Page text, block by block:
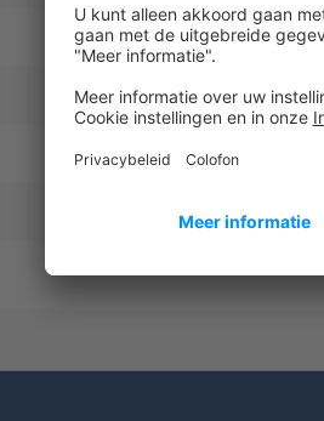
Bayonet (Twin-filter)
Deeltjesfilter
EN